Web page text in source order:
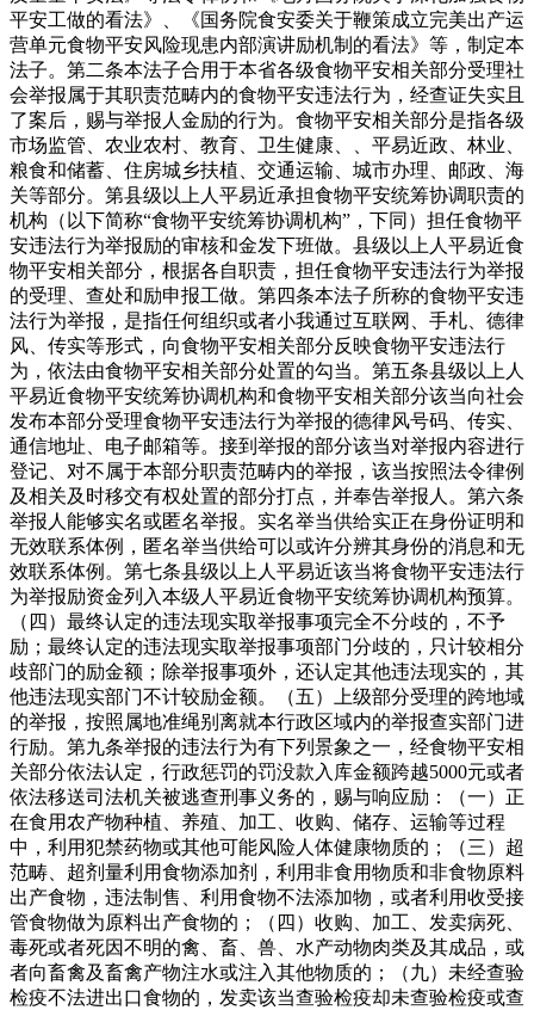
平安工做的看法》、《国务院食安委关于鞭策成立完美出产运
营单元食物平安风险现患内部演讲励机制的看法》等，制定本
法子。第二条本法子合用于本省各级食物平安相关部分受理社
会举报属于其职责范畴内的食物平安违法行为，经查证失实且
了案后，赐与举报人金励的行为。食物平安相关部分是指各级
市场监管、农业农村、教育、卫生健康、、平易近政、林业、
粮食和储蓄、住房城乡扶植、交通运输、城市办理、邮政、海
关等部分。第县级以上人平易近承担食物平安统筹协调职责的
机构（以下简称“食物平安统筹协调机构”，下同）担任食物平
安违法行为举报励的审核和金发下班做。县级以上人平易近食
物平安相关部分，根据各自职责，担任食物平安违法行为举报
的受理、查处和励申报工做。第四条本法子所称的食物平安违
法行为举报，是指任何组织或者小我通过互联网、手札、德律
风、传实等形式，向食物平安相关部分反映食物平安违法行
为，依法由食物平安相关部分处置的勾当。第五条县级以上人
平易近食物平安统筹协调机构和食物平安相关部分该当向社会
发布本部分受理食物平安违法行为举报的德律风号码、传实、
通信地址、电子邮箱等。接到举报的部分该当对举报内容进行
登记、对不属于本部分职责范畴内的举报，该当按照法令律例
及相关及时移交有权处置的部分打点，并奉告举报人。第六条
举报人能够实名或匿名举报。实名举当供给实正在身份证明和
无效联系体例，匿名举当供给可以或许分辨其身份的消息和无
效联系体例。第七条县级以上人平易近该当将食物平安违法行
为举报励资金列入本级人平易近食物平安统筹协调机构预算。
（四）最终认定的违法现实取举报事项完全不分歧的，不予
励；最终认定的违法现实取举报事项部门分歧的，只计较相分
歧部门的励金额；除举报事项外，还认定其他违法现实的，其
他违法现实部门不计较励金额。（五）上级部分受理的跨地域
的举报，按照属地准绳别离就本行政区域内的举报查实部门进
行励。第九条举报的违法行为有下列景象之一，经食物平安相
关部分依法认定，行政惩罚的罚没款入库金额跨越5000元或者
依法移送司法机关被逃查刑事义务的，赐与响应励：（一）正
在食用农产物种植、养殖、加工、收购、储存、运输等过程
中，利用犯禁药物或其他可能风险人体健康物质的；（三）超
范畴、超剂量利用食物添加剂，利用非食用物质和非食物原料
出产食物，违法制售、利用食物不法添加物，或者利用收受接
管食物做为原料出产食物的；（四）收购、加工、发卖病死、
毒死或者死因不明的禽、畜、兽、水产动物肉类及其成品，或
者向畜禽及畜禽产物注水或注入其他物质的；（九）未经查验
检疫不法进出口食物的，发卖该当查验检疫却未查验检疫或查